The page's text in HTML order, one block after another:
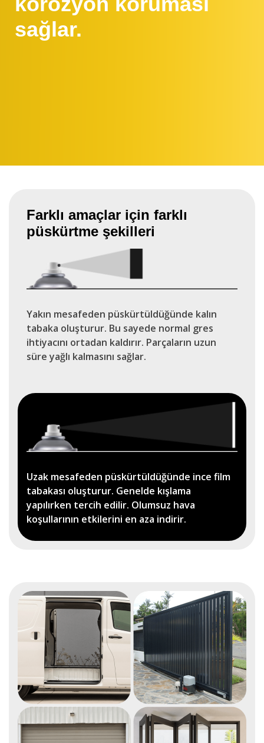
sağlar.
Farklı amaçlar için farklı
püskürtme şekilleri
Yakın mesafeden püskürtüldüğünde kalın
tabaka oluşturur. Bu sayede normal gres
ihtiyacını ortadan kaldırır. Parçaların uzun
süre yağlı kalmasını sağlar.
Uzak mesafeden püskürtüldüğünde ince film
tabakası oluşturur. Genelde kışlama
yapılırken tercih edilir. Olumsuz hava
koşullarının etkilerini en aza indirir.